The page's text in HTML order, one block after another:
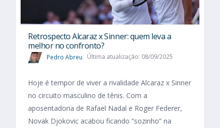
Retrospecto Alcaraz x Sinner: quem leva a
melhor no confronto?
Pedro Abreu Última atualização: 08/09/2025
Hoje é tempor de viver a rivalidade Alcaraz x Sinner
no circuito masculino de tênis. Com a
aposentadoria de Rafael Nadal e Roger Federer,
Novak Djokovic acabou ficando “sozinho” na